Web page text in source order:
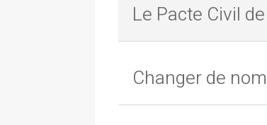
Le Pacte Civil
Changer de